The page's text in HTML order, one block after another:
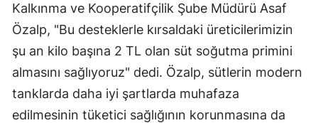
Kalkınma ve Kooperatifçilik Şube Müdürü Asaf
Özalp, "Bu desteklerle kırsaldaki üreticilerimizin
şu an kilo başına 2 TL olan süt soğutma primini
almasını sağlıyoruz" dedi. Özalp, sütlerin modern
tanklarda daha iyi şartlarda muhafaza
edilmesinin tüketici sağlığının korunmasına da